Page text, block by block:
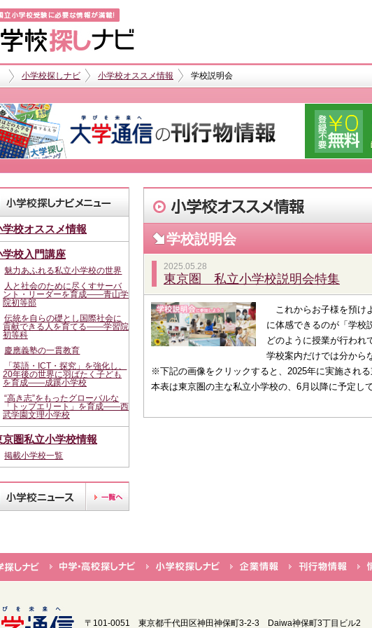
小学校探しナビ 小学校オススメ情報 学校説明会
学校オススメ情報
学校入門講座
魅力あふれる私立小学校の世界
人と社会のために尽くすサーバ
ント・リーダーを育成――青山学
院初等部
伝統を自らの礎とし国際社会に
貢献できる人を育てる――学習院
初等科
慶應義塾の一貫教育
「英語・ICT・探究」を強化し、
20年後の世界に羽ばたく子ども
を育成――成蹊小学校
“高き志”をもったグローバルな
「トップエリート」を育成――西
武学園文理小学校
京圏私立小学校情報
掲載小学校一覧
学校説明会
2025.05.28
東京圏 私立小学校説明会特集
これからお子様を預け
に体感できるのが「学校
どのように授業が行わ
学校案内だけでは分か
※下記の画像をクリックすると、2025年に実施され
本表は東京圏の主な私立小学校の、6月以降に予定し
〒101-0051 東京都千代田区神田神保町3-2-3 Daiwa神保町3丁目ビル2